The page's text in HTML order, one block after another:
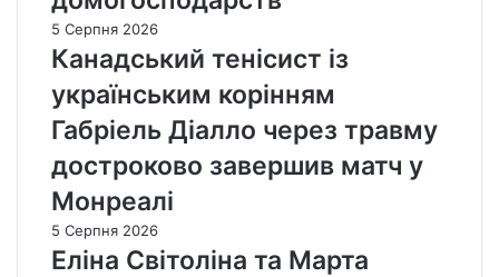
5 Серпня 2026
Канадський тенісист із
українським корінням
Габріель Діалло через травму
достроково завершив матч у
Монреалі
5 Серпня 2026
Еліна Світоліна та Марта